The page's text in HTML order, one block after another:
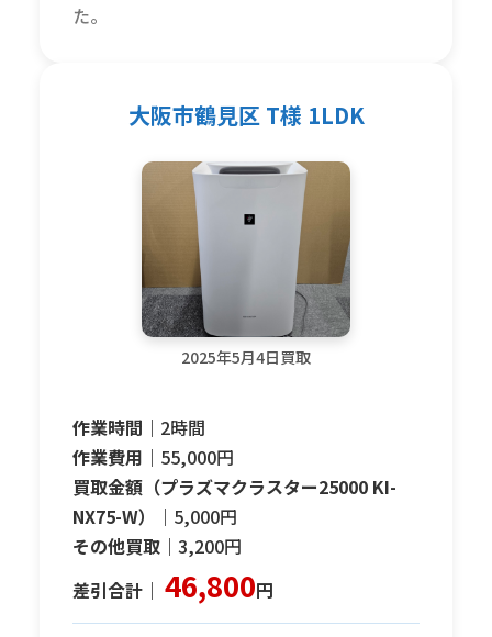
た。
大阪市鶴見区 T様 1LDK
2025年5月4日買取
作業時間｜ 2時間
作業費用｜ 55,000円
買取金額（プラズマクラスター25000 KI-
NX75-W）｜ 5,000円
その他買取｜ 3,200円
差引合計｜ 46,800円